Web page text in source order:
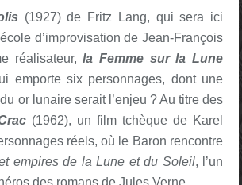
(1927) de Fritz Lang, qui sera ici
d’improvisation de Jean-François
réalisateur,la Femme sur la Lune
emporte six personnages, dont une
or lunaire serait l’enjeu ? Au titre des
(1962), un film tchèque de Karel
réels, où le Baron rencontre
empires de la Lune et du Soleil, l’un